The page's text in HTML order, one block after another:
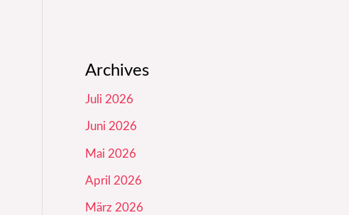
Archives
Juli 2026
Juni 2026
Mai 2026
April 2026
März 2026